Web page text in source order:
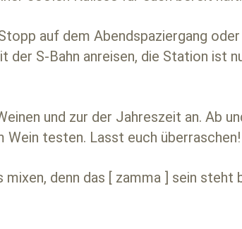
auf dem Abendspaziergang oder
der S-Bahn anreisen, die Station ist
und zur der Jahreszeit an. Ab
testen. Lasst euch überraschen!
denn das [ zamma ] sein steht